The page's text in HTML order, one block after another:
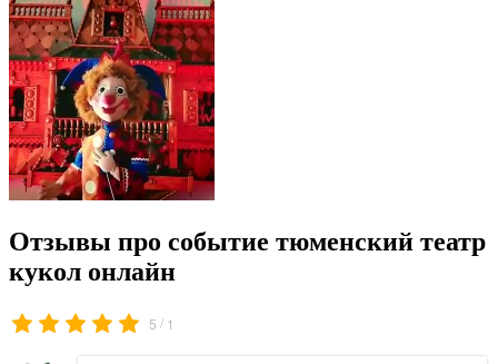
Отзывы про событие тюменский театр
кукол онлайн
5 / 1